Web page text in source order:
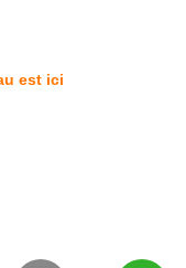
est ici